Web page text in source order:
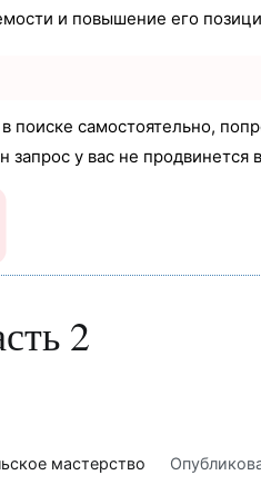
и повышение его
поиске самостоятельно,
у вас не продвинется
2
мастерство